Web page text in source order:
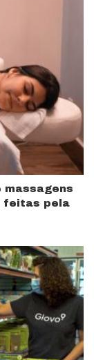
feitas pela